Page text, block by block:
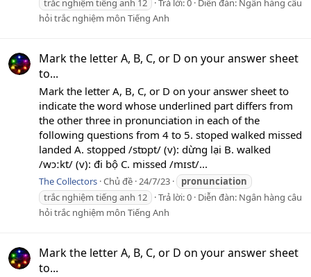
trắc nghiệm tiếng anh 12 Trả lời: 0 Diễn đàn: Ngân hàng câu
hỏi trắc nghiệm môn Tiếng Anh
Mark the letter A, B, C, or D on your answer sheet
to...
Mark the letter A, B, C, or D on your answer sheet to
indicate the word whose underlined part differs from
the other three in pronunciation in each of the
following questions from 4 to 5. stoped walked missed
landed A. stopped /stɒpt/ (v): dừng lại B. walked
/wɔːkt/ (v): đi bộ C. missed /mɪst/...
The Collectors Chủ đề 24/7/23
pronunciation
trắc nghiệm tiếng anh 12
Trả lời: 0 Diễn đàn: Ngân hàng câu
hỏi trắc nghiệm môn Tiếng Anh
Mark the letter A, B, C, or D on your answer sheet
to...